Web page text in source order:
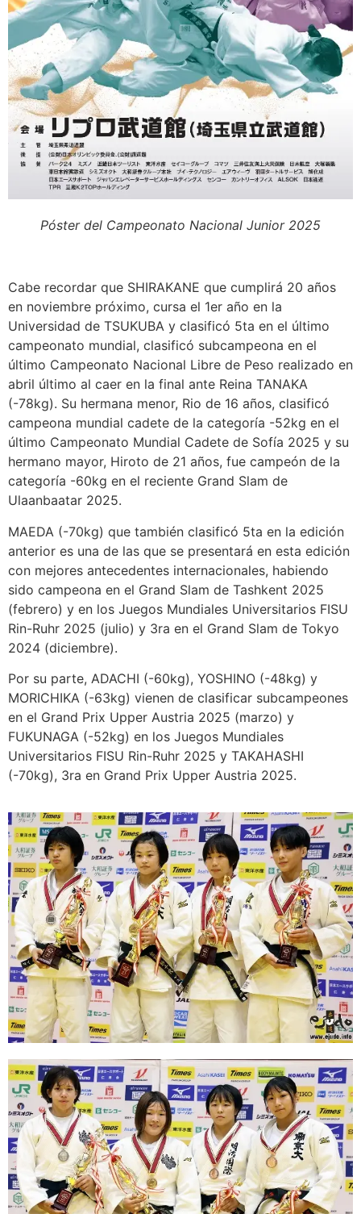
Póster del Campeonato Nacional Junior 2025
Cabe recordar que SHIRAKANE que cumplirá 20 años
en noviembre próximo, cursa el 1er año en la
Universidad de TSUKUBA y clasificó 5ta en el último
campeonato mundial, clasificó subcampeona en el
último Campeonato Nacional Libre de Peso realizado en
abril último al caer en la final ante Reina TANAKA
(-78kg). Su hermana menor, Rio de 16 años, clasificó
campeona mundial cadete de la categoría -52kg en el
último Campeonato Mundial Cadete de Sofía 2025 y su
hermano mayor, Hiroto de 21 años, fue campeón de la
categoría -60kg en el reciente Grand Slam de
Ulaanbaatar 2025.
MAEDA (-70kg) que también clasificó 5ta en la edición
anterior es una de las que se presentará en esta edición
con mejores antecedentes internacionales, habiendo
sido campeona en el Grand Slam de Tashkent 2025
(febrero) y en los Juegos Mundiales Universitarios FISU
Rin-Ruhr 2025 (julio) y 3ra en el Grand Slam de Tokyo
2024 (diciembre).
Por su parte, ADACHI (-60kg), YOSHINO (-48kg) y
MORICHIKA (-63kg) vienen de clasificar subcampeones
en el Grand Prix Upper Austria 2025 (marzo) y
FUKUNAGA (-52kg) en los Juegos Mundiales
Universitarios FISU Rin-Ruhr 2025 y TAKAHASHI
(-70kg), 3ra en Grand Prix Upper Austria 2025.